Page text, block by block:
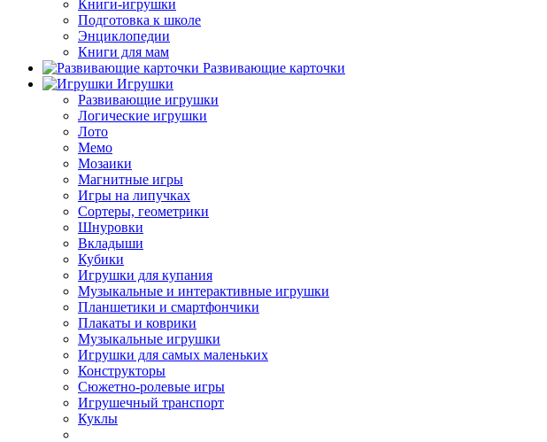
Книги-игрушки
Подготовка к школе
Энциклопедии
Книги для мам
Развивающие карточки
Игрушки
Развивающие игрушки
Логические игрушки
Лото
Мемо
Мозаики
Магнитные игры
Игры на липучках
Сортеры, геометрики
Шнуровки
Вкладыши
Кубики
Игрушки для купания
Музыкальные и интерактивные игрушки
Планшетики и смартфончики
Плакаты и коврики
Музыкальные игрушки
Игрушки для самых маленьких
Конструкторы
Сюжетно-ролевые игры
Игрушечный транспорт
Куклы